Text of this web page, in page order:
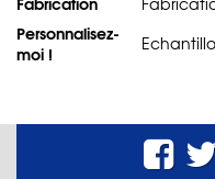
Personnalisez-
moi !